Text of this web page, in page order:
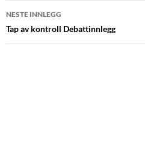
NESTE INNLEGG
Tap av kontroll Debattinnlegg